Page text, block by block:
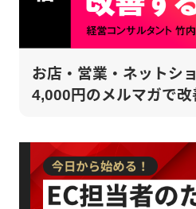
お店・営業・ネットシ
4,000円のメルマガで改